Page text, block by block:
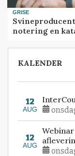
GRISE
notering en
KALENDER
12
AUG
12
AUG